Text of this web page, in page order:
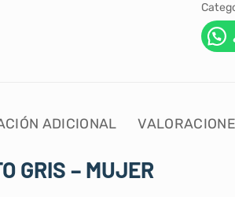
ADICIONAL
GRIS – MUJER